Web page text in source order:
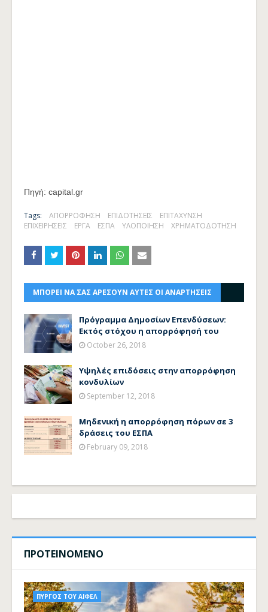
Πηγή: capital.gr
Tags: ΑΠΟΡΡΟΦΗΣΗ ΕΠΙΔΟΤΗΣΕΙΣ
ΕΠΙΤΑΧΥΝΣΗ
ΕΠΙΧΕΙΡΗΣΕΙΣ
ΕΡΓΑ ΕΣΠΑ ΥΛΟΠΟΙΗΣΗ ΧΡΗΜΑΤΟΔΟΤΗΣΗ
ΜΠΟΡΕΙ ΝΑ ΣΑΣ ΑΡΕΣΟΥΝ ΑΥΤΕΣ ΟΙ ΑΝΑΡΤΗΣΕΙΣ
Πρόγραμμα Δημοσίων Επενδύσεων:
Εκτός στόχου η απορρόφησή του
October 26, 2018
Υψηλές επιδόσεις στην απορρόφηση
κονδυλίων
September 12, 2018
Μηδενική η απορρόφηση πόρων σε 3
δράσεις του ΕΣΠΑ
February 09, 2018
ΠΡΟΤΕΙΝΟΜΕΝΟ
ΠΥΡΓΟΣ ΤΟΥ ΑΙΦΕΛ